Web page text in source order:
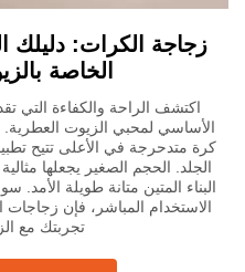
زجاجة الكرات: دليلك
الخاصة
اكتشف الراحة والكفاءة التي
الأساسي لمحبي الزيوت
كرة متدحرجة في الأعلى تتيح
الجلد. الحجم الصغير يجعلها
البناء المتين متانة طويلة الأمد.
الاستخدام المباشر، فإن
تجربتك مع